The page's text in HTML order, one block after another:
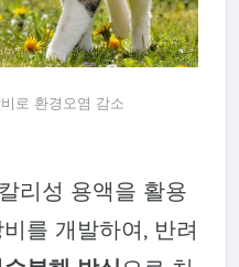
로 환경오염 감소
리성 용액을 활용
를 개발하여, 반려